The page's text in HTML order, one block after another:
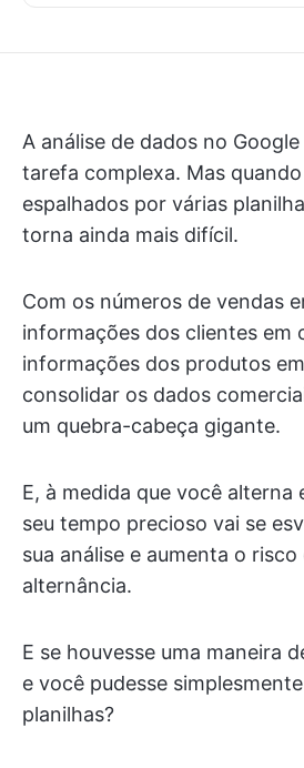
A análise de dados no
tarefa complexa. Mas
espalhados por várias
torna ainda mais difícil.
Com os números de vendas
informações dos clientes em
informações dos produtos
consolidar os dados
um quebra-cabeça gigante.
E, à medida que você alterna
seu tempo precioso vai se
sua análise e aumenta o
alternância.
E se houvesse uma maneira
e você pudesse
planilhas?